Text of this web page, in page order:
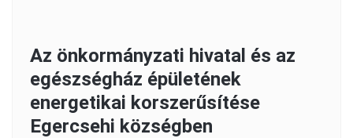
Az önkormányzati hivatal és az
egészségház épületének
energetikai korszerűsítése
Egercsehi községben